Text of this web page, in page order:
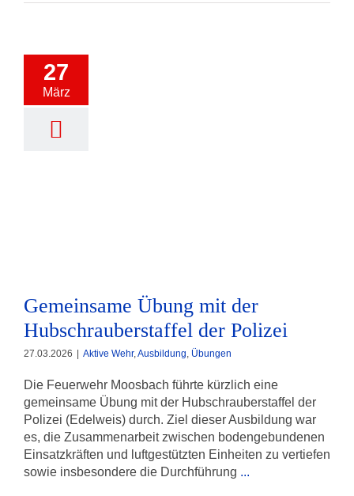
27
März
Gemeinsame Übung mit der
Hubschrauberstaffel der Polizei
27.03.2026 Aktive Wehr,Ausbildung, Übungen
Die Feuerwehr Moosbach führte kürzlich eine
gemeinsame Übung mit der Hubschrauberstaffel der
Polizei (Edelweis) durch. Ziel dieser Ausbildung war
es, die Zusammenarbeit zwischen bodengebundenen
Einsatzkräften und luftgestützten Einheiten zu vertiefen
sowie insbesondere die Durchführung ...